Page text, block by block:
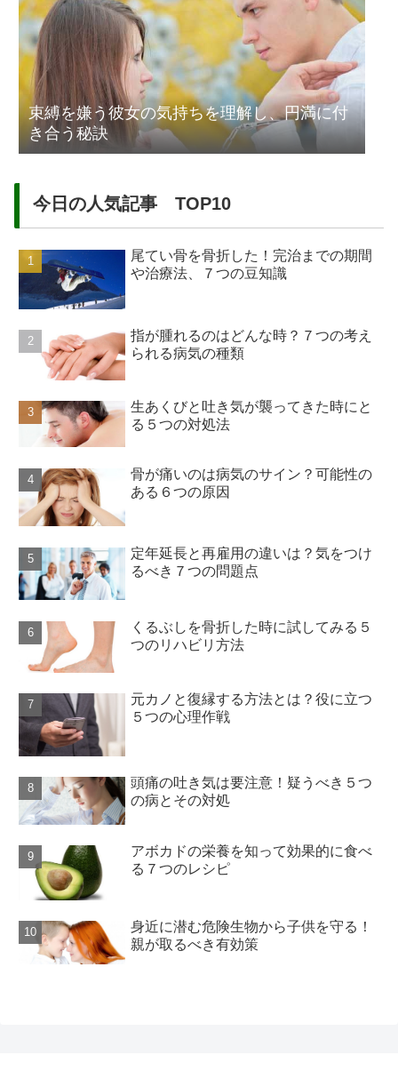
束縛を嫌う彼女の気持ちを理解し、円満に付
き合う秘訣
今日の人気記事 TOP10
尾てい骨を骨折した！完治までの期間
や治療法、７つの豆知識
指が腫れるのはどんな時？７つの考え
られる病気の種類
生あくびと吐き気が襲ってきた時にと
る５つの対処法
骨が痛いのは病気のサイン？可能性の
ある６つの原因
定年延長と再雇用の違いは？気をつけ
るべき７つの問題点
くるぶしを骨折した時に試してみる５
つのリハビリ方法
元カノと復縁する方法とは？役に立つ
５つの心理作戦
頭痛の吐き気は要注意！疑うべき５つ
の病とその対処
アボカドの栄養を知って効果的に食べ
る７つのレシピ
身近に潜む危険生物から子供を守る！
親が取るべき有効策